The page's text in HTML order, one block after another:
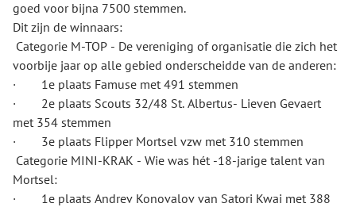
goed voor bijna 7500 stemmen.
Dit zijn de winnaars:
Categorie M-TOP - De vereniging of organisatie die zich het
voorbije jaar op alle gebied onderscheidde van de anderen:
· 1e plaats Famuse met 491 stemmen
· 2e plaats Scouts 32/48 St. Albertus- Lieven Gevaert
met 354 stemmen
· 3e plaats Flipper Mortsel vzw met 310 stemmen
Categorie MINI-KRAK - Wie was hét -18-jarige talent van
Mortsel:
· 1e plaats Andrev Konovalov van Satori Kwai met 388